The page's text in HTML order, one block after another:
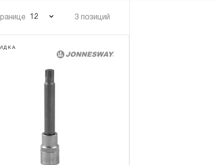
12 3 позиций